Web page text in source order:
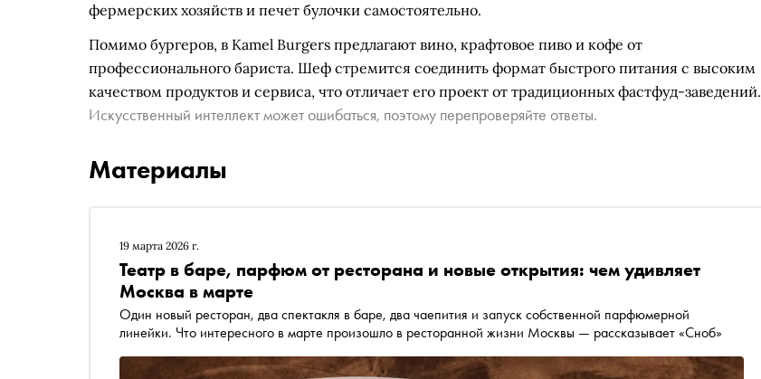
фермерских хозяйств и печет булочки самостоятельно.
Помимо бургеров, в Kamel Burgers предлагают вино, крафтовое пиво и кофе от
профессионального бариста. Шеф стремится соединить формат быстрого питания с высоким
качеством продуктов и сервиса, что отличает его проект от традиционных фастфуд-заведений.
Искусственный интеллект может ошибаться, поэтому перепроверяйте ответы.
Материалы
19 марта 2026 г.
Театр в баре, парфюм от ресторана и новые открытия: чем удивляет
Москва в марте
Один новый ресторан, два спектакля в баре, два чаепития и запуск собственной парфюмерной
линейки. Что интересного в марте произошло в ресторанной жизни Москвы — рассказывает «Сноб»